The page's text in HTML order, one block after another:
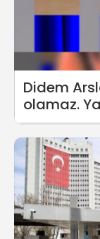
Didem
olamaz.
ifadem de